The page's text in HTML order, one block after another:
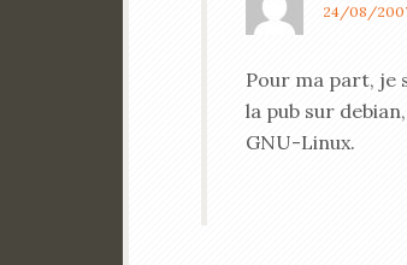
24/08/2007
Pour ma part, je
la pub sur
GNU-Linux.